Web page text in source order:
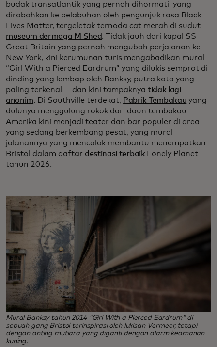
budak transatlantik yang pernah dihormati, yang
dirobohkan ke pelabuhan oleh pengunjuk rasa Black
Lives Matter, tergeletak ternoda cat merah di sudut
museum dermaga M Shed. Tidak jauh dari kapal SS
Great Britain yang pernah mengubah perjalanan ke
New York, kini kerumunan turis mengabadikan mural
“Girl With a Pierced Eardrum” yang dilukis semprot di
dinding yang lembap oleh Banksy, putra kota yang
paling terkenal — dan kini tampaknya tidak lagi
anonim. Di Southville terdekat, Pabrik Tembakau yang
dulunya menggulung rokok dari daun tembakau
Amerika kini menjadi teater dan bar populer di area
yang sedang berkembang pesat, yang mural
jalanannya yang mencolok membantu menempatkan
Bristol dalam daftar destinasi terbaik
Lonely Planet
tahun 2026.
Mural Banksy tahun 2014 "Girl With a Pierced Eardrum" di
sebuah gang Bristol terinspirasi oleh lukisan Vermeer, tetapi
dengan anting mutiara yang diganti dengan alarm keamanan
kuning.